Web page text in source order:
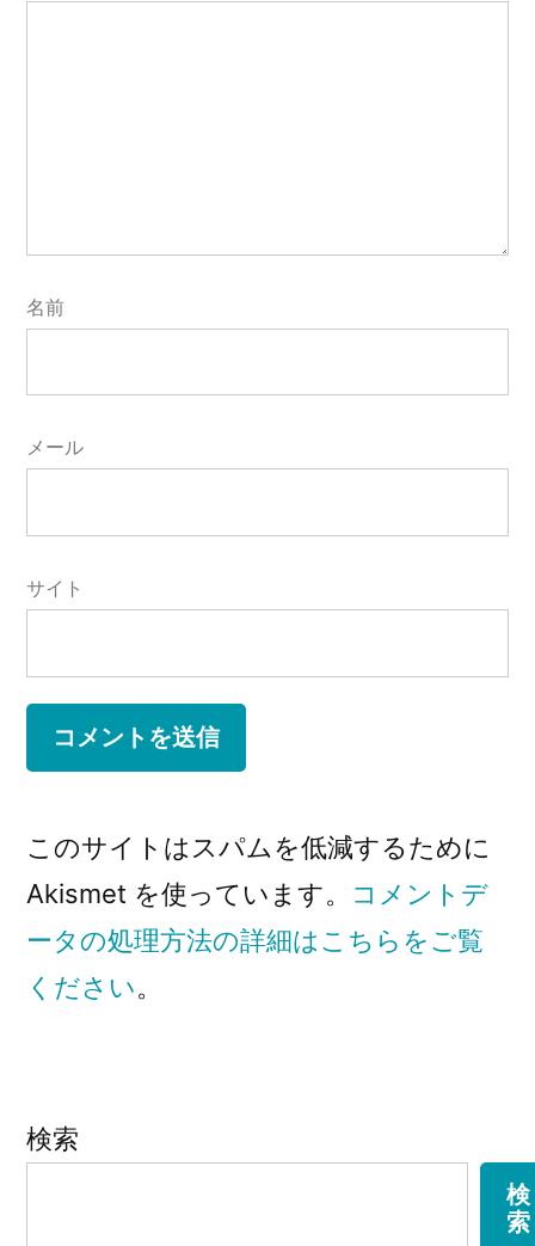
名前
メール
サイト
このサイトはスパムを低減するために
Akismet を使っています。
コメントデ
ータの処理方法の詳細はこちらをご覧
ください。
検索
検
索